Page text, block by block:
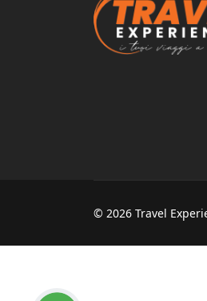
© 2026 Travel